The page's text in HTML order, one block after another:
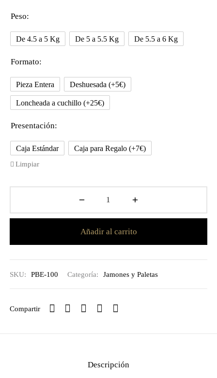
Peso:
De 4.5 a 5 Kg De 5 a 5.5 Kg De 5.5 a 6 Kg
Formato:
Pieza Entera Deshuesada (+5€)
Loncheada a cuchillo (+25€)
Presentación:
Caja Estándar
Caja para Regalo (+7€)
Limpiar
Añadir al carrito
SKU: PBE-100 Categoría: Jamones y Paletas
Compartir
Descripción